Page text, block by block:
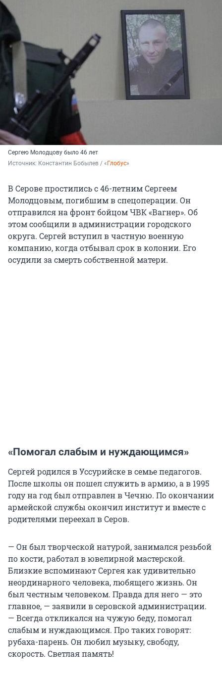
Сергею Молодцову было 46 лет
Источник: Константин Бобылев / « Глобус»
В Серове простились с 46-летним Сергеем
Молодцовым, погибшим в спецоперации. Он
отправился на фронт бойцом ЧВК «Вагнер». Об
этом сообщили в администрации городского
округа. Сергей вступил в частную военную
компанию, когда отбывал срок в колонии. Его
осудили за смерть собственной матери.
«Помогал слабым и нуждающимся»
Сергей родился в Уссурийске в семье педагогов.
После школы он пошел служить в армию, а в 1995
году на год был отправлен в Чечню. По окончании
армейской службы окончил институт и вместе с
родителями переехал в Серов.
— Он был творческой натурой, занимался резьбой
по кости, работал в ювелирной мастерской.
Близкие вспоминают Сергея как удивительно
неординарного человека, любящего жизнь. Он
был честным человеком. Правда для него — это
главное, — заявили в серовской администрации.
— Всегда откликался на чужую беду, помогал
слабым и нуждающимся. Про таких говорят:
рубаха-парень. Он любил музыку, свободу,
скорость. Светлая память!